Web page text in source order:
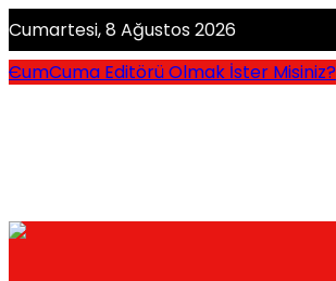
Cumartesi, 8 Ağustos 2026
CumCuma Editörü Olmak İster Misiniz?